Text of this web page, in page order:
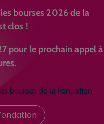
bourses 2026 de la
clos !
pour le prochain appel à
bourses de la Fondation